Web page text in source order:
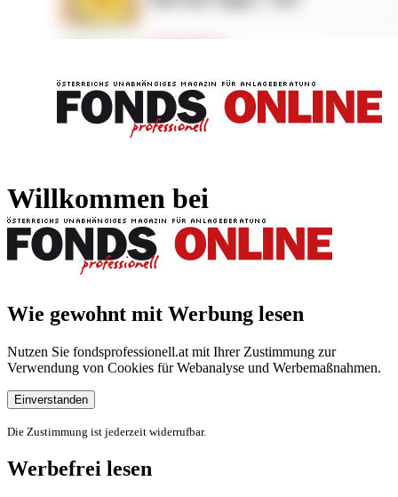
Willkommen bei
Wie gewohnt mit Werbung lesen
Nutzen Sie fondsprofessionell.at mit Ihrer Zustimmung zur
Verwendung von Cookies für Webanalyse und Werbemaßnahmen.
Einverstanden
Die Zustimmung ist jederzeit widerrufbar.
Werbefrei lesen